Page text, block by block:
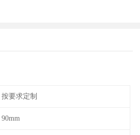
按要求定制
90mm